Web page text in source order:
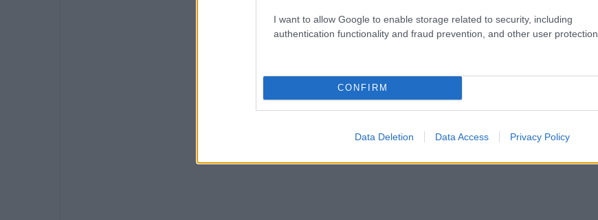
I want to allow Google to enable storage related to security, including
authentication functionality and fraud prevention, and other user protection.
CONFIRM
Data Deletion Data Access Privacy Policy